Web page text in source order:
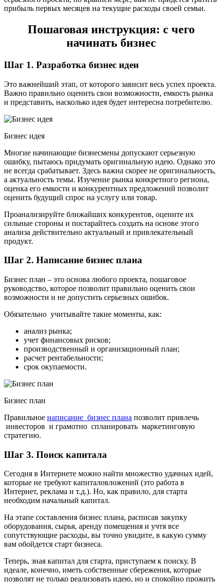
прибыль первых месяцев на текущие расходы своей семьи.
Пошаговая инструкция: с чего
начинать бизнес
Шаг 1. Разработка бизнес идеи
Это важнейший этап, от которого зависит весь успех проекта.
Важно правильно оценить свои возможности, емкость рынка
и представить, насколько идея будет интересна потребителю.
Бизнес идея
Многие начинающие бизнесмены допускают серьезную
ошибку, пытаюсь придумать оригинальную идею. Однако это
не всегда срабатывает. Здесь важна скорее не оригинальность,
а актуальность темы. Изучение рынка конкретного региона,
оценка его емкости и конкурентных предложений позволит
оценить будущий спрос на услугу или товар.
Проанализируйте ближайших конкурентов, оцените их
сильные стороны и постарайтесь создать на основе этого
анализа действительно актуальный и привлекательный
продукт.
Шаг 2. Написание бизнес плана
Бизнес план – это основа любого проекта, пошаговое
руководство, которое позволит правильно оценить свои
возможности и не допустить серьезных ошибок.
Обязательно учитывайте такие моменты, как:
анализ рынка;
учет финансовых рисков;
производственный и организационный план;
расчет рентабельности;
срок окупаемости.
Бизнес план
Правильное написание бизнес плана позволит привлечь
инвесторов и грамотно спланировать маркетинговую
стратегию.
Шаг 3. Поиск капитала
Сегодня в Интернете можно найти множество удачных идей,
которые не требуют капиталовложений (это работа в
Интернет, реклама и т.д.). Но, как правило, для старта
необходим начальный капитал.
На этапе составления бизнес плана, расписав закупку
оборудования, сырья, аренду помещения и учтя все
сопутствующие расходы, вы точно увидите, в какую сумму
вам обойдется старт бизнеса.
Теперь, зная капитал для старта, приступаем к поиску. В
идеале, конечно, иметь собственные сбережения, которые
позволят не только реализовать идею, но и спокойно прожить